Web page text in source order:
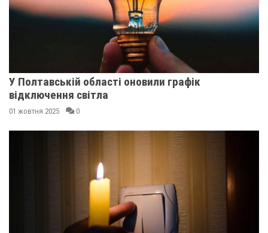
У Полтавській області оновили графік
відключення світла
01 жовтня 2025 0